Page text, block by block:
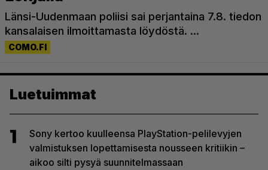
Luetuimmat
1
Sony kertoo kuulleensa PlayStation-pelilevyjen
valmistuksen lopettamisesta nousseen kritiikin –
aikoo silti pysyä suunnitelmassaan